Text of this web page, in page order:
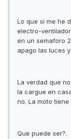
Lo que si me he
electro-
en un semaforo
apago las luces
La verdad que
la cargue en
no. La moto tiene
Que puede ser?.